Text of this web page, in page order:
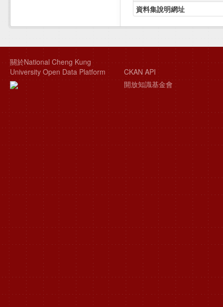
資料集說明網址
關於National Cheng Kung
University Open Data Platform
CKAN API
開放知識基金會